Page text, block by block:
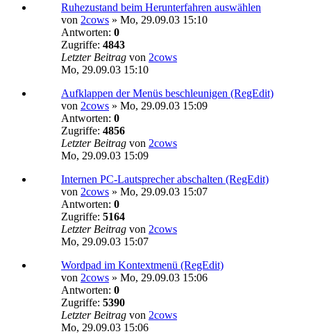
Ruhezustand beim Herunterfahren auswählen
von 2cows » Mo, 29.09.03 15:10
Antworten: 0
Zugriffe: 4843
Letzter Beitrag von 2cows
Mo, 29.09.03 15:10
Aufklappen der Menüs beschleunigen (RegEdit)
von 2cows » Mo, 29.09.03 15:09
Antworten: 0
Zugriffe: 4856
Letzter Beitrag von 2cows
Mo, 29.09.03 15:09
Internen PC-Lautsprecher abschalten (RegEdit)
von 2cows » Mo, 29.09.03 15:07
Antworten: 0
Zugriffe: 5164
Letzter Beitrag von 2cows
Mo, 29.09.03 15:07
Wordpad im Kontextmenü (RegEdit)
von 2cows » Mo, 29.09.03 15:06
Antworten: 0
Zugriffe: 5390
Letzter Beitrag von 2cows
Mo, 29.09.03 15:06